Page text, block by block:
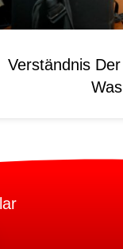
Verständnis